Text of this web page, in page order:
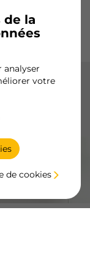
de la
analyser
votre
de cookies
fonctionnel.